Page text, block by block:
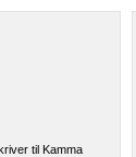
til Kamma